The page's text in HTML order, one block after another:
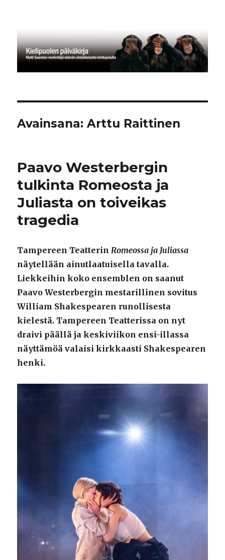
Avainsana:Arttu Raittinen
Paavo Westerbergin
tulkinta Romeosta ja
Juliasta on toiveikas
tragedia
Tampereen TeatterinRomeossa ja Juliassa
näytellään ainutlaatuisella tavalla.
Liekkeihin koko ensemblen on saanut
Paavo Westerbergin mestarillinen sovitus
William Shakespearen runollisesta
kielestä. Tampereen Teatterissa on nyt
draivi päällä ja keskiviikon ensi-illassa
näyttämöä valaisi kirkkaasti Shakespearen
henki.